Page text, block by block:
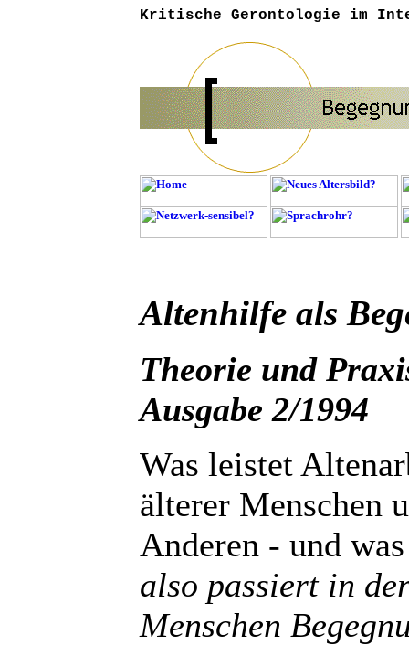
Kritische Gerontologie im
Altenhilfe als
Theorie und
Ausgabe 2/1994
Was leistet
älterer Menschen
Anderen - und
also passiert in
Menschen